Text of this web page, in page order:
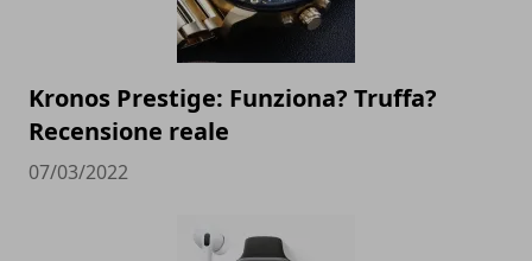
Kronos Prestige: Funziona? Truffa?
Recensione reale
07/03/2022